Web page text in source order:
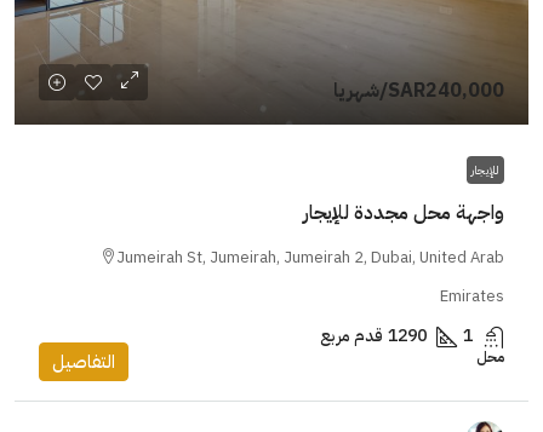
SAR240,000/شهريا
للإيجار
واجهة محل مجددة للإيجار
Jumeirah St, Jumeirah, Jumeirah 2, Dubai, United Arab
Emirates
1
1290قدم مربع
محل التفاصيل